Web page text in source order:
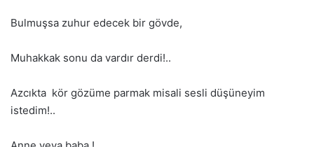
Bulmuşsa zuhur edecek bir gövde,
Muhakkak sonu da vardır derdi!..
Azcıkta kör gözüme parmak misali sesli düşüneyim
istedim!..